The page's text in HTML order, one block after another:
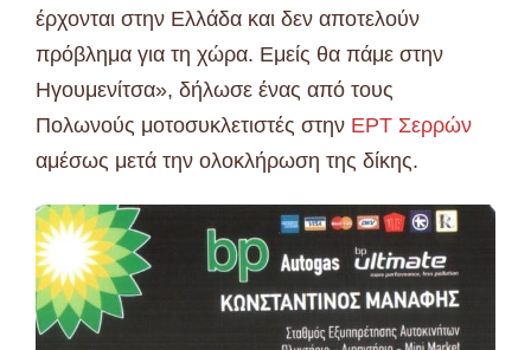
έρχονται στην Ελλάδα και δεν αποτελούν
πρόβλημα για τη χώρα. Εμείς θα πάμε στην
Ηγουμενίτσα», δήλωσε ένας από τους
Πολωνούς μοτοσυκλετιστές στην ΕΡΤ Σερρών
αμέσως μετά την ολοκλήρωση της δίκης.